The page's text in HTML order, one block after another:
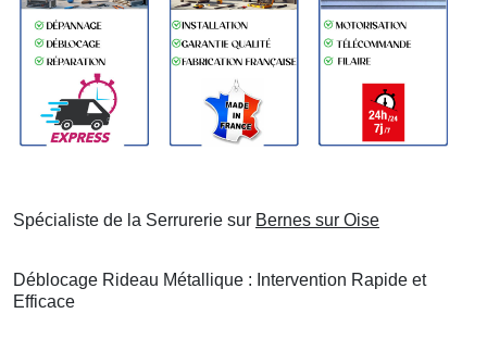
Spécialiste de la Serrurerie sur Bernes sur Oise
Déblocage Rideau Métallique : Intervention Rapide et
Efficace